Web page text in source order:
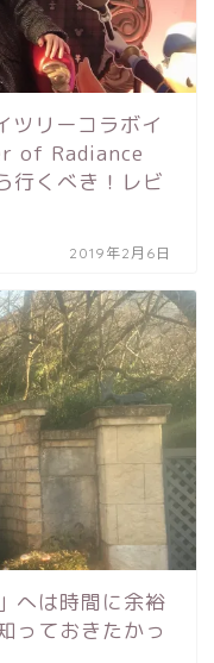
ツリーコラボイ
of Radiance
行くべき！レビ
2019年2月6日
へは時間に余裕
っておきたかっ